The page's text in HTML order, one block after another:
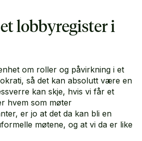
lobbyregister i
om roller og påvirkning i et
så det kan absolutt være en
kan skje, hvis vi får et
hvem som møter
er jo at det da kan bli en
møtene, og at vi da er like